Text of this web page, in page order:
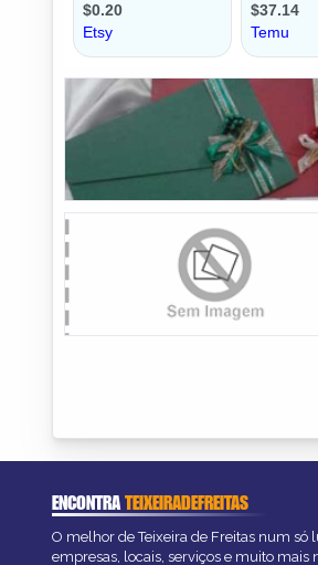
ENCONTRATEIXEIRADEFREITAS
O melhor de Teixeira de Freitas num só
empresas, locais, serviços e muito mais